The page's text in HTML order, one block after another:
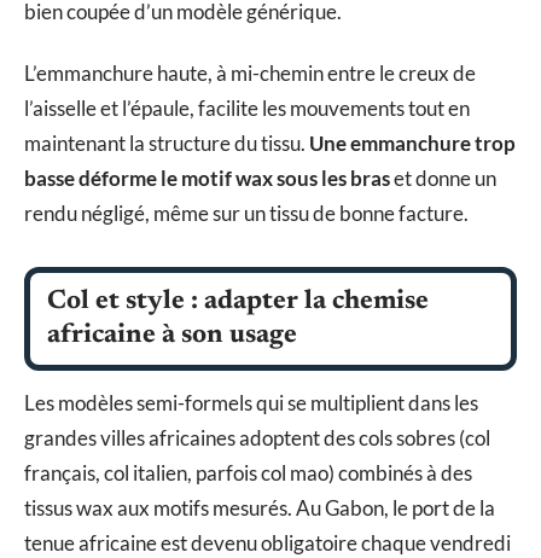
bien coupée d’un modèle générique.
L’emmanchure haute, à mi-chemin entre le creux de
l’aisselle et l’épaule, facilite les mouvements tout en
maintenant la structure du tissu. Une emmanchure trop
basse déforme le motif wax sous les braset donne un
rendu négligé, même sur un tissu de bonne facture.
Col et style : adapter la chemise
africaine à son usage
Les modèles semi-formels qui se multiplient dans les
grandes villes africaines adoptent des cols sobres (col
français, col italien, parfois col mao) combinés à des
tissus wax aux motifs mesurés. Au Gabon, le port de la
tenue africaine est devenu obligatoire chaque vendredi